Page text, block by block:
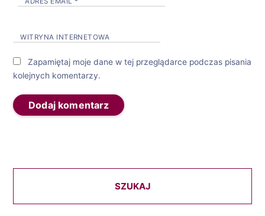
WITRYNA INTERNETOWA
Zapamiętaj moje dane w tej przeglądarce podczas pisania
kolejnych komentarzy.
SZUKAJ